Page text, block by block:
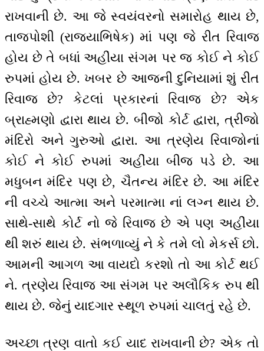
રાખવાની છે. આ જે સ્વયંવરનો સમારોહ થાય છે,
તાજપોશી (રાજ્યાભિષેક) માં પણ જે રીત રિવાજ
હોય છે તે બધાં અહીંયા સંગમ પર જ કોઈ ને કોઈ
રુપમાં હોય છે. ખબર છે આજની દુનિયામાં શું રીત
રિવાજ છે? કેટલાં પ્રકારનાં રિવાજ છે? એક
બ્રાહ્મણો દ્વારા થાય છે. બીજો કોર્ટ દ્વારા, ત્રીજો
મંદિરો અને ગુરુઓ દ્વારા. આ ત્રણેય રિવાજોનાં
કોઈ ને કોઈ રુપમાં અહીંયા બીજ પડે છે. આ
મધુબન મંદિર પણ છે, ચૈતન્ય મંદિર છે. આ મંદિર
ની વચ્ચે આત્મા અને પરમાત્મા નાં લગ્ન થાય છે.
સાથે-સાથે કોર્ટ નો જે રિવાજ છે એ પણ અહીંયા
થી શરું થાય છે. સંભળાવ્યું ને કે તમે લો મેકર્સ છો.
આમની આગળ આ વાયદો કરશો તો આ કોર્ટ થઈ
ને. ત્રણેય રિવાજ આ સંગમ પર અલૌકિક રુપ થી
થાય છે. જેનું યાદગાર સ્થૂળ રુપમાં ચાલતું રહે છે.
અચ્છા ત્રણ વાતો કઈ યાદ રાખવાની છે? એક તો